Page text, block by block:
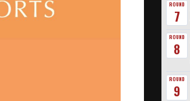
ROUND
7
ROUND
8
ROUND
9